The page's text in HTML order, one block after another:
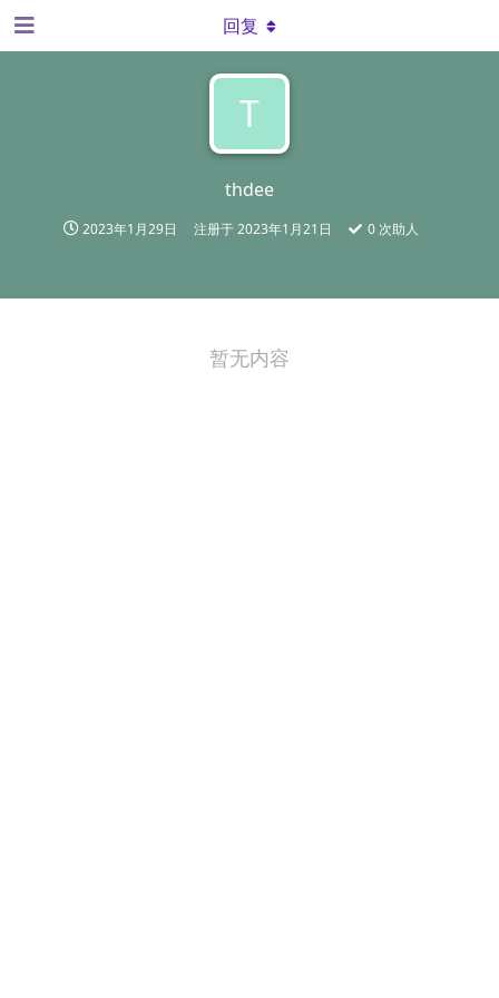
T
thdee
2023年1月29日 注册于2023年1月21日 0 次助人
回复
暂无内容